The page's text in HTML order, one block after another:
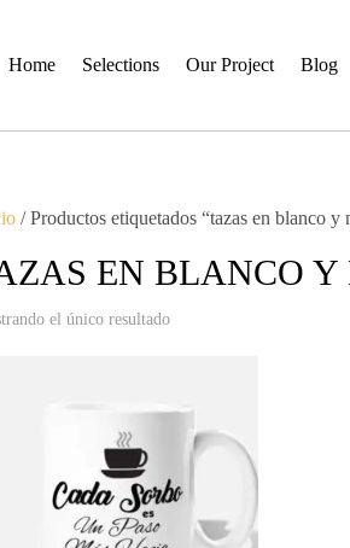
Home Selections Our Project Blog
/ Productos etiquetados “tazas en blanco y
EN BLANCO Y
el único resultado